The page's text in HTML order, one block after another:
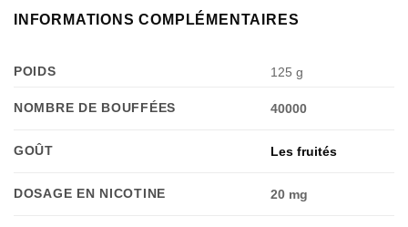
INFORMATIONS COMPLÉMENTAIRES
POIDS 125 g
NOMBRE DE BOUFFÉES 40000
GOÛT Les fruités
DOSAGE EN NICOTINE 20 mg